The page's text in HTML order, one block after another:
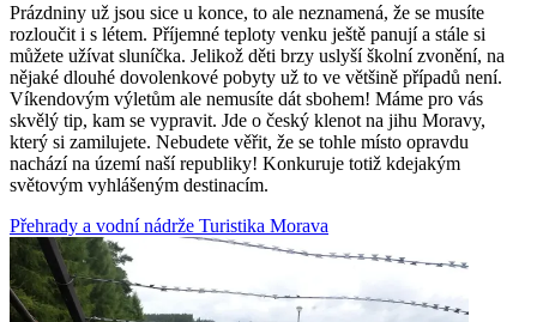
Prázdniny už jsou sice u konce, to ale neznamená, že se musíte
rozloučit i s létem. Příjemné teploty venku ještě panují a stále si
můžete užívat sluníčka. Jelikož děti brzy uslyší školní zvonění, na
nějaké dlouhé dovolenkové pobyty už to ve většině případů není.
Víkendovým výletům ale nemusíte dát sbohem! Máme pro vás
skvělý tip, kam se vypravit. Jde o český klenot na jihu Moravy,
který si zamilujete. Nebudete věřit, že se tohle místo opravdu
nachází na území naší republiky! Konkuruje totiž kdejakým
světovým vyhlášeným destinacím.
Přehrady a vodní nádrže Turistika Morava